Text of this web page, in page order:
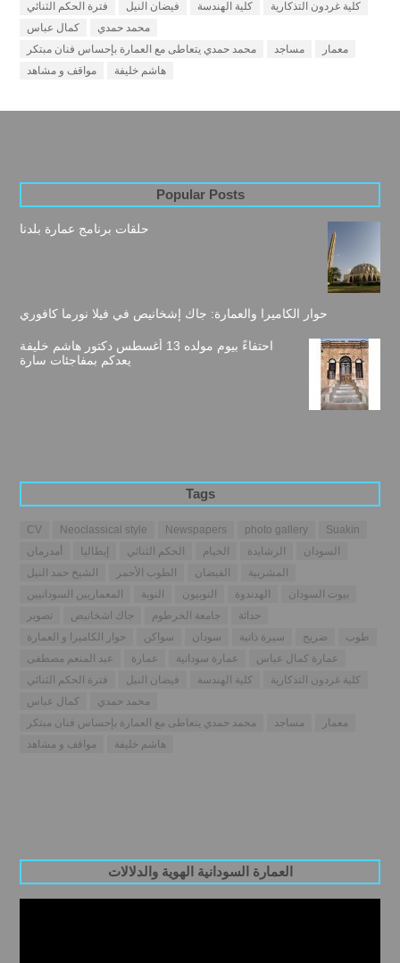
فترة الحكم الثنائي
فيضان النيل كلية الهندسة
كلية غردون التذكارية
كمال عباس
محمد حمدي
محمد حمدي يتعاطى مع العمارة بإحساس فنان مبتكر
مساجد
معمار
مواقف و مشاهد
هاشم خليفة
Popular Posts
حلقات برنامج عمارة بلدنا
حوار الكاميرا والعمارة: جاك إشخانيص في فيلا نورما كافوري
احتفاءً بيوم مولده 13 أغسطس دكتور هاشم خليفة
يعدكم بمفاجئات سارة
Tags
CV Neoclassical style Newspapers photo gallery
Suakin
أمدرمان
إيطاليا الحكم الثنائي الخيام الرشايدة
السودان
الشيخ حمد النيل
الطوب الأحمر الفيضان
المشربية
المعماريين السودانيين
النوبة النوبيون الهدندوة
بيوت السودان
تصوير
جاك اشخانيص جامعة الخرطوم
حداثة
حوار الكاميرا و العمارة
سواكن سودان سيرة ذاتية ضريح
طوب
عبد المنعم مصطفى
عمارة عمارة سودانية
عمارة كمال عباس
فترة الحكم الثنائي
فيضان النيل كلية الهندسة
كلية غردون التذكارية
كمال عباس
محمد حمدي
محمد حمدي يتعاطى مع العمارة بإحساس فنان مبتكر
مساجد
معمار
مواقف و مشاهد
هاشم خليفة
العمارة السودانية الهوية والدلالات